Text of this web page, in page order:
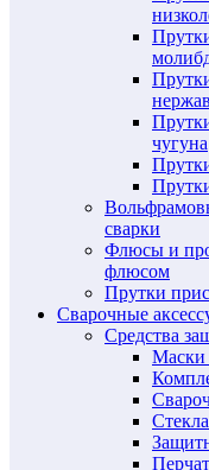
чугуна
сварки
Флюсы и
флюсом
Прутки
Сварочные
Средства
Маски